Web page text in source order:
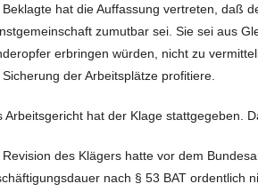
Beklagte hat die Auffassung vertreten, daß
zumutbar sei. Sie sei aus
erbringen würden, nicht zu
der Arbeitsplätze profitiere.
Arbeitsgericht hat der Klage stattgegeben.
Revision des Klägers hatte vor dem
nach § 53 BAT ordentlich